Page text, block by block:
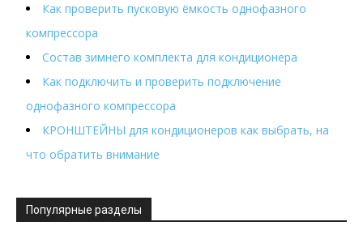
Как проверить пусковую ёмкость однофазного
компрессора
Состав зимнего комплекта для кондиционера
Как подключить и проверить подключение
однофазного компрессора
КРОНШТЕЙНЫ для кондиционеров как выбрать, на
что обратить внимание
Популярные разделы